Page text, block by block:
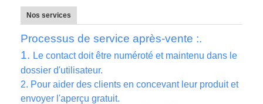
Nos services
Processus de service après-vente :.
1. Le contact doit être numéroté et maintenu dans le
dossier d'utilisateur.
2. Pour aider des clients en concevant leur produit et
envoyer l'aperçu gratuit.